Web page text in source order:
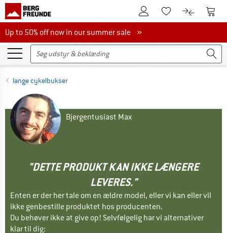
Til kundekontoenTil huskesedlen.
Til Til
Up to 50% off now in our summer sale
Up to 50% off now in our summer sale »
lange cykelbukser
Bjergentusiast Max
"DETTE PRODUKT KAN IKKE LÆNGERE
LEVERES."
Enten er der her tale om en ældre model, eller vi kan eller vil
ikke genbestille produktet hos producenten.
Du behøver ikke at give op! Selvfølgelig har vi alternativer
klar til dig: